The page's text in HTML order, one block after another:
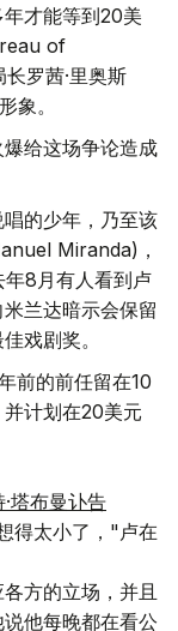
才能等到20美
of
罗茜·里奥斯
象。
给这场争论造成
的少年，乃至该
Miranda)，
年8月有人看到卢
兰达暗示会保留
戏剧奖。
前的前任留在10
计划在20美元
塔布曼讣告
得太小了，"卢在
方的立场，并且
他每晚都在看公